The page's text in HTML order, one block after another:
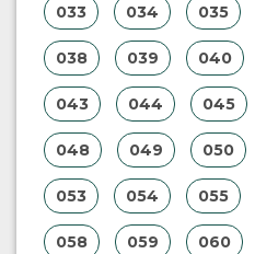
033 034 035
038 039 040
043 044 045
048 049 050
053 054 055
058 059 060